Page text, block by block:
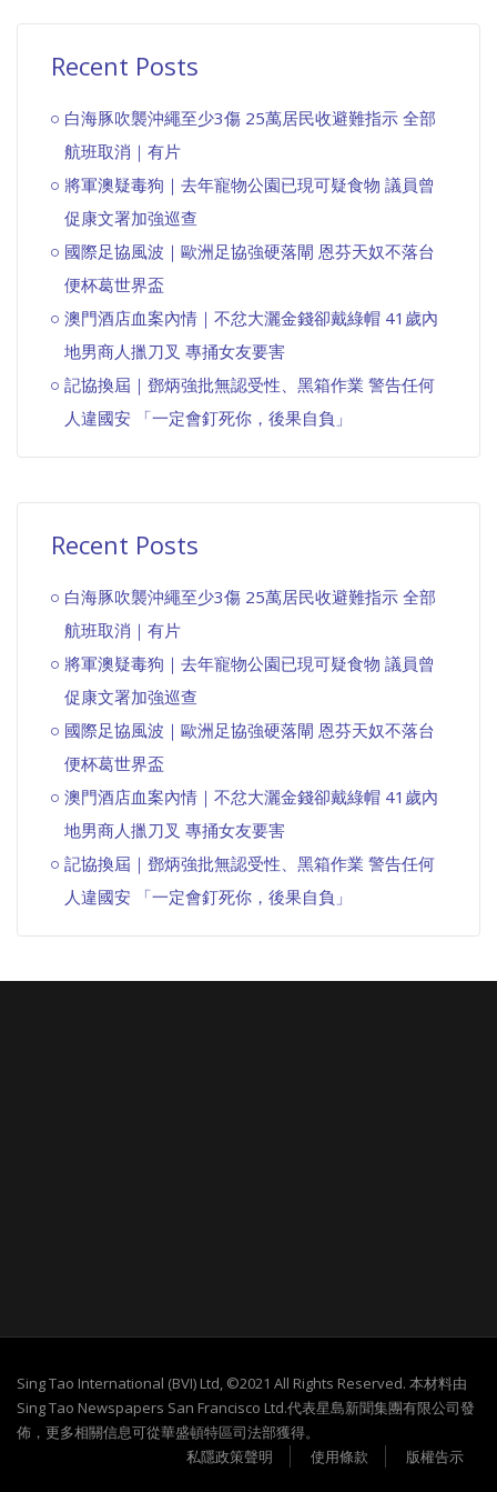
Recent Posts
白海豚吹襲沖繩至少3傷 25萬居民收避難指示 全部
航班取消｜有片
將軍澳疑毒狗｜去年寵物公園已現可疑食物 議員曾
促康文署加強巡查
國際足協風波｜歐洲足協強硬落閘 恩芬天奴不落台
便杯葛世界盃
澳門酒店血案內情｜不忿大灑金錢卻戴綠帽 41歲內
地男商人擸刀叉 專捅女友要害
記協換屆｜鄧炳強批無認受性、黑箱作業 警告任何
人違國安 「一定會釘死你，後果自負」
Recent Posts
白海豚吹襲沖繩至少3傷 25萬居民收避難指示 全部
航班取消｜有片
將軍澳疑毒狗｜去年寵物公園已現可疑食物 議員曾
促康文署加強巡查
國際足協風波｜歐洲足協強硬落閘 恩芬天奴不落台
便杯葛世界盃
澳門酒店血案內情｜不忿大灑金錢卻戴綠帽 41歲內
地男商人擸刀叉 專捅女友要害
記協換屆｜鄧炳強批無認受性、黑箱作業 警告任何
人違國安 「一定會釘死你，後果自負」
Sing Tao International (BVI) Ltd, ©2021 All Rights Reserved. 本材料由
Sing Tao Newspapers San Francisco Ltd.代表星島新聞集團有限公司發
佈，更多相關信息可從華盛頓特區司法部獲得。
私隱政策聲明
使用條款 版權告示